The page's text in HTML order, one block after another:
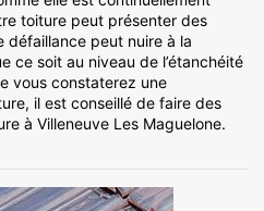
toiture peut présenter des
défaillance peut nuire à la
ce soit au niveau de l’étanchéité
vous constaterez une
il est conseillé de faire des
à Villeneuve Les Maguelone.